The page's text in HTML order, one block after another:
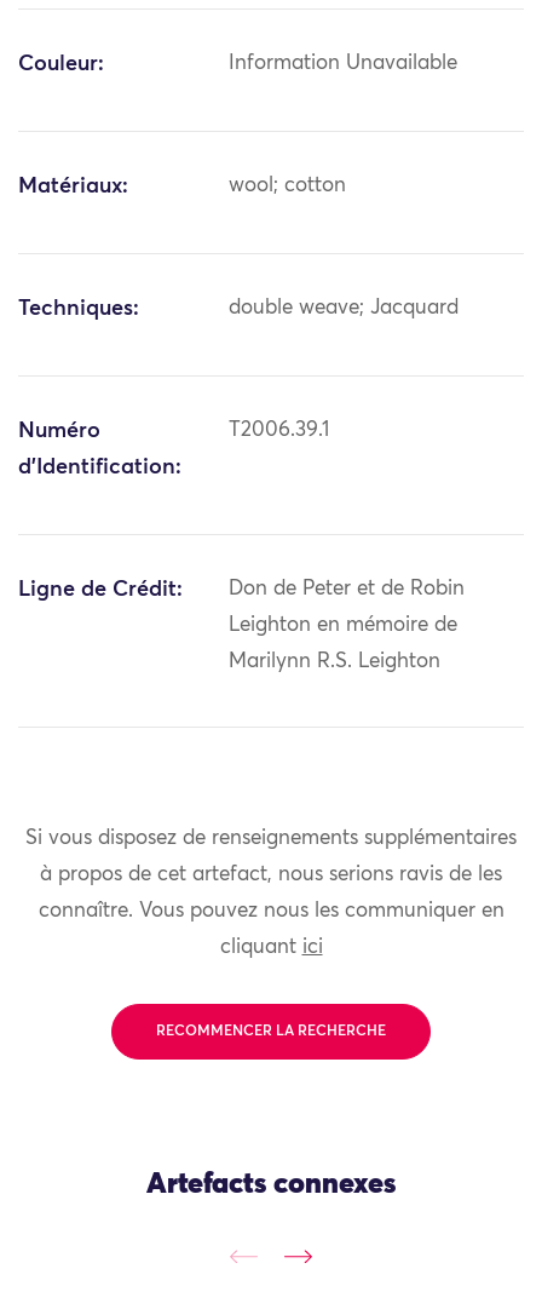
Couleur: Information Unavailable
Matériaux: wool; cotton
Techniques: double weave; Jacquard
Numéro
d'Identification:
T2006.39.1
Ligne de Crédit:
Don de Peter et de Robin
Leighton en mémoire de
Marilynn R.S. Leighton
Si vous disposez de renseignements supplémentaires
à propos de cet artefact, nous serions ravis de les
connaître. Vous pouvez nous les communiquer en
cliquant ici
RECOMMENCER LA RECHERCHE
Artefacts connexes